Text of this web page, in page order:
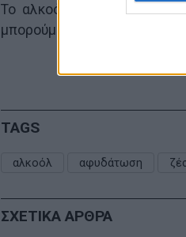
Το αλκοόλ το καλοκαίρι
μπορούμε να μειώσουμε
TAGS
αλκοόλ αφυδάτωση
ΣΧΕΤΙΚΑ ΑΡΘΡΑ